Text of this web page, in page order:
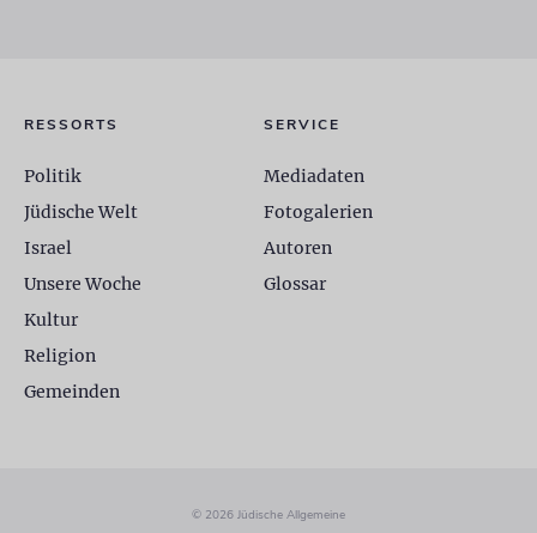
RESSORTS
Politik
Jüdische Welt
Israel
Unsere Woche
Kultur
Religion
Gemeinden
SERVICE
Mediadaten
Fotogalerien
Autoren
Glossar
© 2026 Jüdische Allgemeine